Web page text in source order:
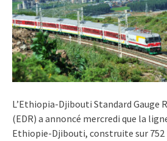
L’Ethiopia-Djibouti Standard Gauge
(EDR) a annoncé mercredi que la
Ethiopie-Djibouti, construite sur 752